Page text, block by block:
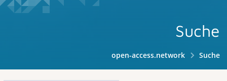
Suche
open-access.network Suche